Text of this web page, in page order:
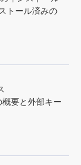
トール済みの
要と外部キー